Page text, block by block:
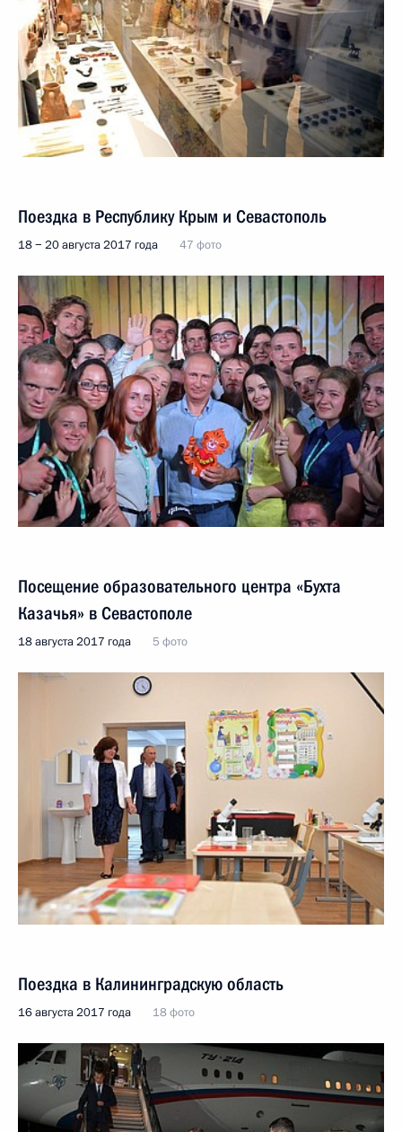
Поездка в Республику Крым и Севастополь
18 − 20 августа 2017 года 47 фото
Посещение образовательного центра «Бухта
Казачья» в Севастополе
18 августа 2017 года 5 фото
Поездка в Калининградскую область
16 августа 2017 года 18 фото